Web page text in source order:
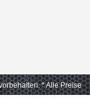
* Alle Preise